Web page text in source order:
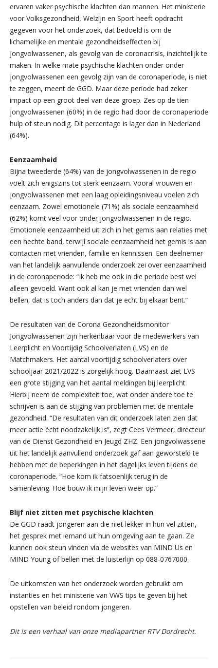
ervaren vaker psychische klachten dan mannen. Het ministerie
voor Volksgezondheid, Welzijn en Sport heeft opdracht
gegeven voor het onderzoek, dat bedoeld is om de
lichamelijke en mentale gezondheidseffecten bij
jongvolwassenen, als gevolg van de coronacrisis, inzichtelijk te
maken. In welke mate psychische klachten onder onder
jongvolwassenen een gevolg zijn van de coronaperiode, is niet
te zeggen, meent de GGD. Maar deze periode had zeker
impact op een groot deel van deze groep. Zes op de tien
jongvolwassenen (60%) in de regio had door de coronaperiode
hulp of steun nodig. Dit percentage is lager dan in Nederland
(64%).
Eenzaamheid
Bijna tweederde (64%) van de jongvolwassenen in de regio
voelt zich enigszins tot sterk eenzaam. Vooral vrouwen en
jongvolwassenen met een laag opleidingsniveau voelen zich
eenzaam. Zowel emotionele (71%) als sociale eenzaamheid
(62%) komt veel voor onder jongvolwassenen in de regio.
Emotionele eenzaamheid uit zich in het gemis aan relaties met
een hechte band, terwijl sociale eenzaamheid het gemis is aan
contacten met vrienden, familie en kennissen. Een deelnemer
van het landelijk aanvullende onderzoek zei over eenzaamheid
in de coronaperiode: “Ik heb me ook in die periode best wel
alleen gevoeld. Want ook al kan je met vrienden dan wel
bellen, dat is toch anders dan dat je echt bij elkaar bent.”
De resultaten van de Corona Gezondheidsmonitor
Jongvolwassenen zijn herkenbaar voor de medewerkers van
Leerplicht en Voortijdig Schoolverlaten (LVS) en de
Matchmakers. Het aantal voortijdig schoolverlaters over
schooljaar 2021/2022 is zorgelijk hoog. Daarnaast ziet LVS
een grote stijging van het aantal meldingen bij leerplicht.
Hierbij neem de complexiteit toe, wat onder andere toe te
schrijven is aan de stijging van problemen met de mentale
gezondheid. “De resultaten van dit onderzoek laten zien dat
meer actie écht noodzakelijk is”, zegt Cees Vermeer, directeur
van de Dienst Gezondheid en Jeugd ZHZ. Een jongvolwassene
uit het landelijk aanvullend onderzoek gaf aan geworsteld te
hebben met de beperkingen in het dagelijks leven tijdens de
coronaperiode. “Hoe kom ik fatsoenlijk terug in de
samenleving. Hoe bouw ik mijn leven weer op.”
Blijf niet zitten met psychische klachten
De GGD raadt jongeren aan die niet lekker in hun vel zitten,
het gesprek met iemand uit hun omgeving aan te gaan. Ze
kunnen ook steun vinden via de websites van MIND Us en
MIND Young of bellen met de luisterlijn op 088-0767000.
De uitkomsten van het onderzoek worden gebruikt om
instanties en het ministerie van VWS tips te geven bij het
opstellen van beleid rondom jongeren.
Dit is een verhaal van onze mediapartner RTV Dordrecht.